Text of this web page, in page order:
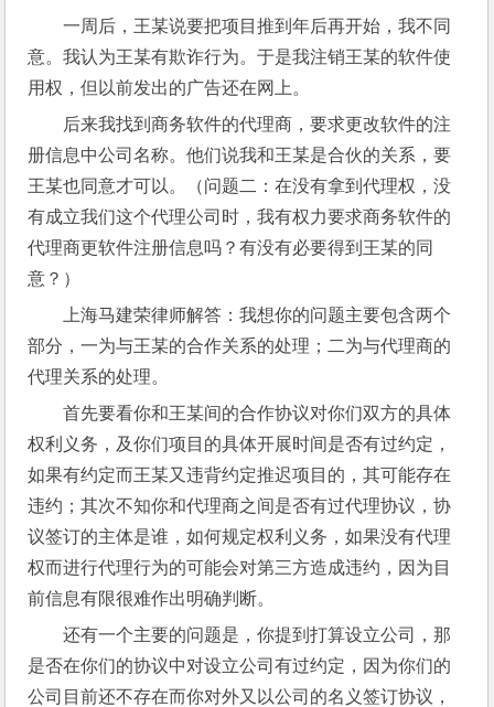
一周后，王某说要把项目推到年后再开始，我不同
意。我认为王某有欺诈行为。于是我注销王某的软件使
用权，但以前发出的广告还在网上。
后来我找到商务软件的代理商，要求更改软件的注
册信息中公司名称。他们说我和王某是合伙的关系，要
王某也同意才可以。（问题二：在没有拿到代理权，没
有成立我们这个代理公司时，我有权力要求商务软件的
代理商更软件注册信息吗？有没有必要得到王某的同
意？）
上海马建荣律师解答：我想你的问题主要包含两个
部分，一为与王某的合作关系的处理；二为与代理商的
代理关系的处理。
首先要看你和王某间的合作协议对你们双方的具体
权利义务，及你们项目的具体开展时间是否有过约定，
如果有约定而王某又违背约定推迟项目的，其可能存在
违约；其次不知你和代理商之间是否有过代理协议，协
议签订的主体是谁，如何规定权利义务，如果没有代理
权而进行代理行为的可能会对第三方造成违约，因为目
前信息有限很难作出明确判断。
还有一个主要的问题是，你提到打算设立公司，那
是否在你们的协议中对设立公司有过约定，因为你们的
公司目前还不存在而你对外又以公司的名义签订协议，